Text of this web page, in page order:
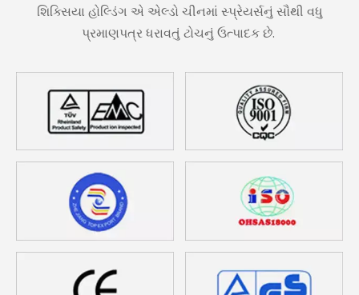
શિક્સિયા હોલ્ડિંગ એ એલ્ડો ચીનમાં સ્પ્રેયર્સનું સૌથી વધુ
પ્રમાણપત્ર ધરાવતું ટોચનું ઉત્પાદક છે.